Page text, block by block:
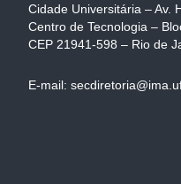
Cidade Universitária – Av.
Centro de Tecnologia –
CEP 21941-598 – Rio de
E-mail: